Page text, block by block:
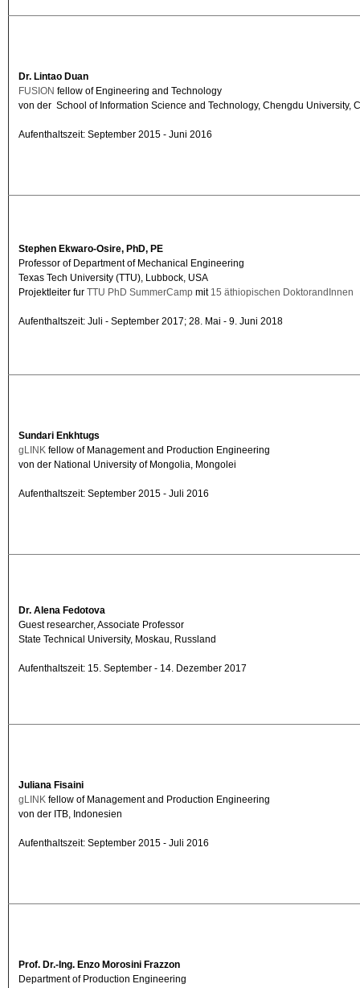
Dr. Lintao Duan
FUSION fellow of Engineering and Technology
von der School of Information Science and Technology, Chengdu University,
Aufenthaltszeit: September 2015 - Juni 2016
Stephen Ekwaro-Osire, PhD, PE
Professor of Department of Mechanical Engineering
Texas Tech University (TTU), Lubbock, USA
Projektleiterfur TTU PhD SummerCampmit 15 äthiopischen DoktorandInnen
Aufenthaltszeit: Juli - September 2017; 28. Mai - 9. Juni 2018
Sundari Enkhtugs
gLINKfellow of Management and Production Engineering
von der National University of Mongolia, Mongolei
Aufenthaltszeit: September 2015 - Juli 2016
Dr. Alena Fedotova
Guest researcher, Associate Professor
State Technical University, Moskau, Russland
Aufenthaltszeit: 15. September - 14. Dezember 2017
Juliana Fisaini
gLINKfellow of Management and Production Engineering
von der ITB, Indonesien
Aufenthaltszeit: September 2015 - Juli 2016
Prof. Dr.-Ing. Enzo Morosini Frazzon
Department of Production Engineering